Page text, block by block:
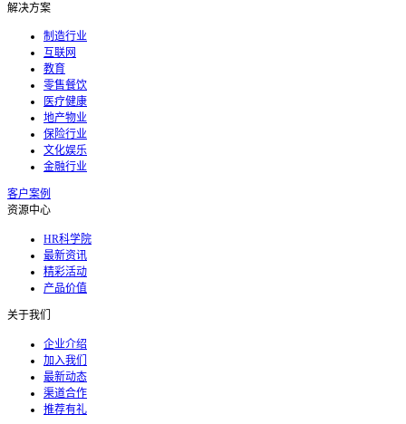
解决方案
制造行业
互联网
教育
零售餐饮
医疗健康
地产物业
保险行业
文化娱乐
金融行业
客户案例
资源中心
HR科学院
最新资讯
精彩活动
产品价值
关于我们
企业介绍
加入我们
最新动态
渠道合作
推荐有礼